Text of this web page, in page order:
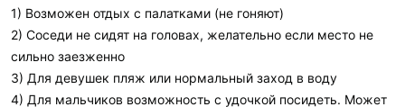
1) Возможен отдых с палатками (не гоняют)
2) Соседи не сидят на головах, желательно если место не
сильно заезженно
3) Для девушек пляж или нормальный заход в воду
4) Для мальчиков возможность с удочкой посидеть. Может